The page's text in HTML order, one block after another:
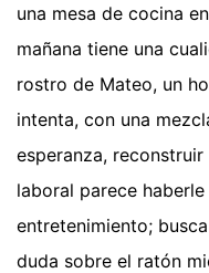
una mesa de cocina
mañana tiene una
rostro de Mateo, un
intenta, con una
esperanza,
laboral parece
entretenimiento;
duda sobre el ratón